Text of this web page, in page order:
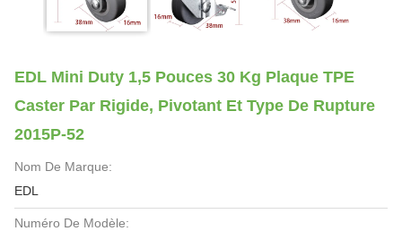
EDL Mini Duty 1,5 Pouces 30 Kg Plaque TPE
Caster Par Rigide, Pivotant Et Type De Rupture
2015P-52
Nom De Marque:
EDL
Numéro De Modèle: